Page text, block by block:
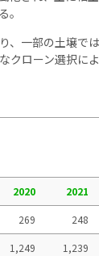
。
、一部の土壌で
クローン選択に
2020 2021
269 248
1,249 1,239